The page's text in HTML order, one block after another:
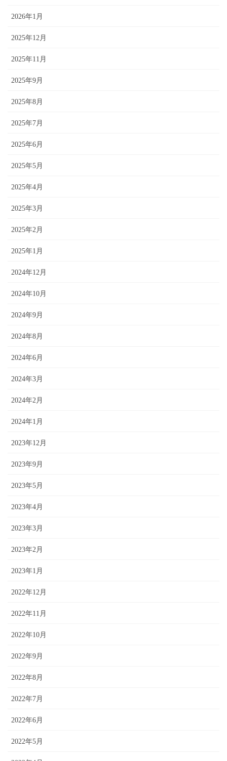
2026年1月
2025年12月
2025年11月
2025年9月
2025年8月
2025年7月
2025年6月
2025年5月
2025年4月
2025年3月
2025年2月
2025年1月
2024年12月
2024年10月
2024年9月
2024年8月
2024年6月
2024年3月
2024年2月
2024年1月
2023年12月
2023年9月
2023年5月
2023年4月
2023年3月
2023年2月
2023年1月
2022年12月
2022年11月
2022年10月
2022年9月
2022年8月
2022年7月
2022年6月
2022年5月